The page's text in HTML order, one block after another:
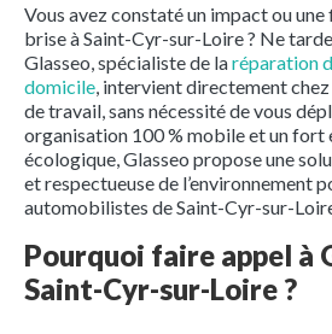
Vous avez constaté un impact ou
brise à Saint-Cyr-sur-Loire ? Ne
Glasseo, spécialiste de laréparation
domicile, intervient directement
de travail, sans nécessité de vous
organisation 100 % mobile et un fort
écologique, Glasseo propose une
et respectueuse de l’environnement
automobilistes de Saint-Cyr-sur-
Pourquoi faire appel à
Saint-Cyr-sur-Loire ?